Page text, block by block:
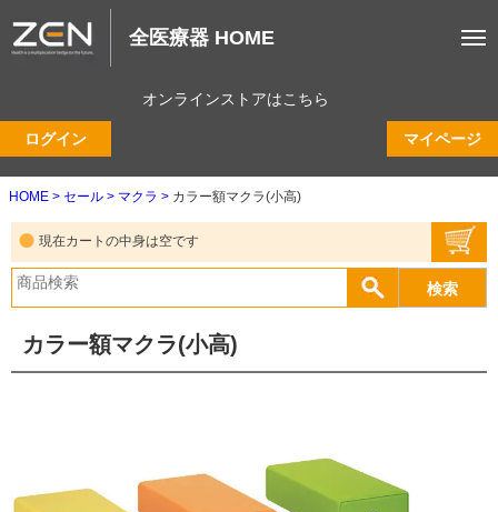
全医療器 HOME
オンラインストアはこちら
ログイン マイページ
HOME セール マクラ カラー額マクラ(小高)
現在カートの中身は空です
カラー額マクラ(小高)